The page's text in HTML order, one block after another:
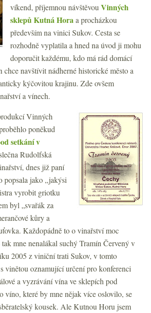
víkend, příjemnou návštěvou Vinných
sklepů Kutná Horaa procházkou
především na vinici Sukov. Cesta se
rozhodně vyplatila a hned na úvod ji mohu
doporučit každému, kdo má rád domácí
chce navštívit nádherné historické město a
kýčovitou krajinu. Zde ovšem
a vínech.
Vinných
poněkud
setkání v
Rudolfská
dnes již paní
popsala jako „jakýsi
vyrobit griotku
byl „svařák za
kůry a
Každopádně to o vinařství moc
mne nenalákal suchý Tramín Červený v
2005 z viniční trati Sukov, v tomto
vinětou oznamující určení pro konferenci
a vyzrávání vína ve sklepích pod
víno, které by mne nějak více oslovilo, se
kousek. Ale Kutnou Horu jsem